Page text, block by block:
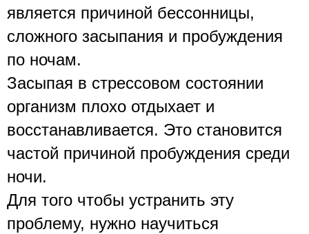
является причиной бессонницы,
сложного засыпания и пробуждения
по ночам.
Засыпая в стрессовом состоянии
организм плохо отдыхает и
восстанавливается. Это становится
частой причиной пробуждения среди
ночи.
Для того чтобы устранить эту
проблему, нужно научиться